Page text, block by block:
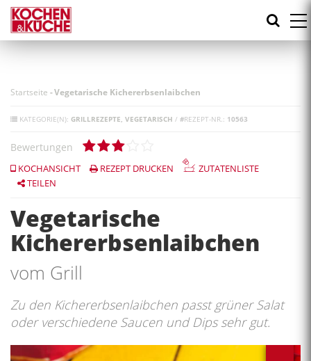
Direkt
zum
Inhalt
Startseite -Vegetarische Kichererbsenlaibchen
KATEGORIE(N): GRILLREZEPTE VEGETARISCH / #REZEPT-NR.: 10563
Bewertungen
KOCHANSICHT REZEPT DRUCKEN
ZUTATENLISTE
TEILEN
Vegetarische
Kichererbsenlaibchen
vom Grill
Zu den Kichererbsenlaibchen passt grüner Salat
oder verschiedene Saucen und Dips sehr gut.